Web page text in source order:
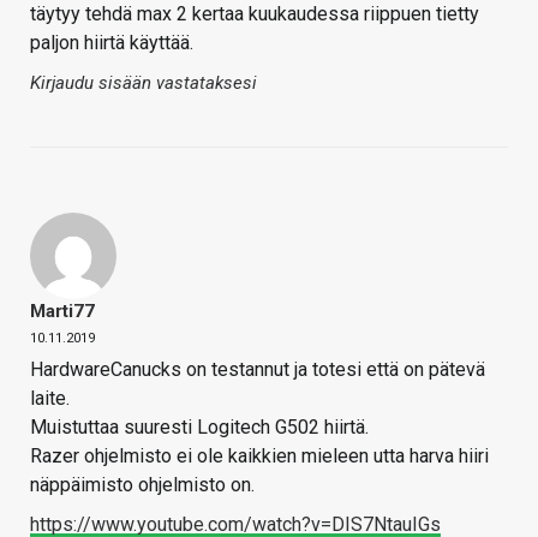
täytyy tehdä max 2 kertaa kuukaudessa riippuen tietty
paljon hiirtä käyttää.
Kirjaudu sisään vastataksesi
Marti77
10.11.2019
HardwareCanucks on testannut ja totesi että on pätevä
laite.
Muistuttaa suuresti Logitech G502 hiirtä.
Razer ohjelmisto ei ole kaikkien mieleen utta harva hiiri
näppäimisto ohjelmisto on.
https://www.youtube.com/watch?v=DIS7NtauIGs